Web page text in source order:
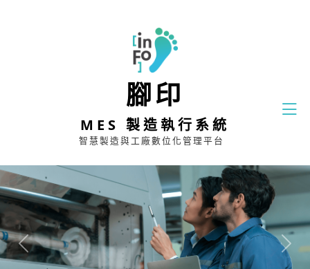
腳印
MES 製造執行系統
智慧製造與工廠數位化管理平台
Previous Next